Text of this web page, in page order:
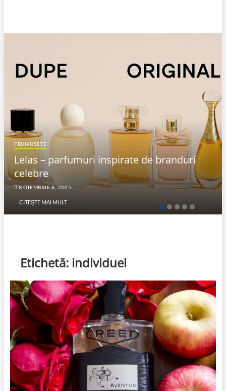
FRUMUSEȚE
Lelas – parfumuri inspirate de branduri
celebre
NOIEMBRIE 8, 2025
CITEȘTE MAI MULT
Etichetă: individuel